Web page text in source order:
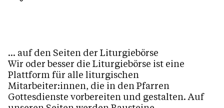
... auf den Seiten der Liturgiebörse
Wir oder besser die Liturgiebörse ist eine
Plattform für alle liturgischen
Mitarbeiter:innen, die in den Pfarren
Gottesdienste vorbereiten und gestalten. Auf